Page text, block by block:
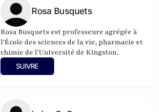
Rosa Busquets
Rosa Busquets est professeure agrégée à
l'École des sciences de la vie, pharmacie et
chimie de l'Université de Kingston.
SUIVRE